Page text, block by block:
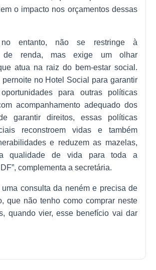
o impacto nos orçamentos dessas
entanto, não se restringe à
de renda, mas exige um olhar
atua na raiz do bem-estar social.
pernoite no Hotel Social para garantir
para outras políticas
acompanhamento adequado dos
garantir direitos, essas políticas
reconstroem vidas e também
e reduzem as mazelas,
a qualidade de vida para toda a
complementa a secretária.
consulta da neném e precisa de
que não tenho como comprar neste
quando vier, esse benefício vai dar